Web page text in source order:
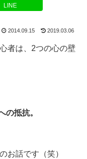
LINE
2014.09.15 2019.03.06
者は、2つの心の壁
の抵抗。
お話です（笑）